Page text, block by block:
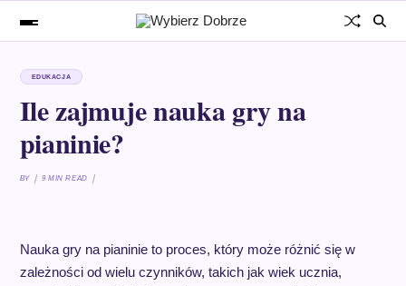
EDUKACJA
Ile zajmuje nauka gry na
pianinie?
BY 9 MIN READ
Nauka gry na pianinie to proces, który może różnić się w
zależności od wielu czynników, takich jak wiek ucznia,